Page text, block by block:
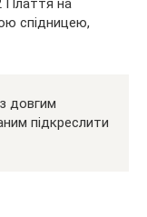
довгим
підкреслити